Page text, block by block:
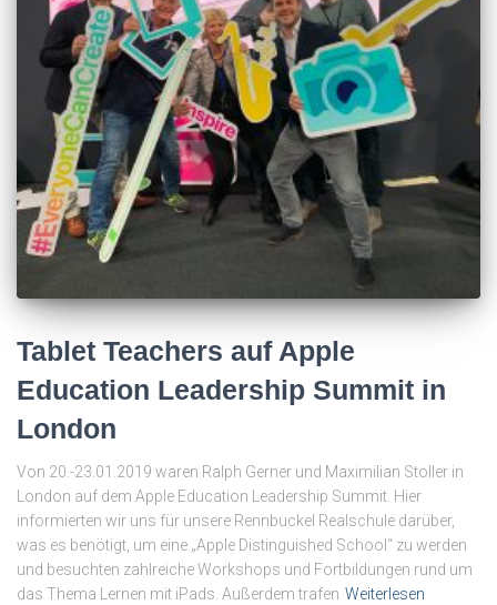
Tablet Teachers auf Apple
Education Leadership Summit in
London
Von 20.-23.01.2019 waren Ralph Gerner und Maximilian Stoller in
London auf dem Apple Education Leadership Summit. Hier
informierten wir uns für unsere Rennbuckel Realschule darüber,
was es benötigt, um eine „Apple Distinguished School“ zu werden
und besuchten zahlreiche Workshops und Fortbildungen rund um
das Thema Lernen mit iPads. Außerdem trafen Weiterlesen